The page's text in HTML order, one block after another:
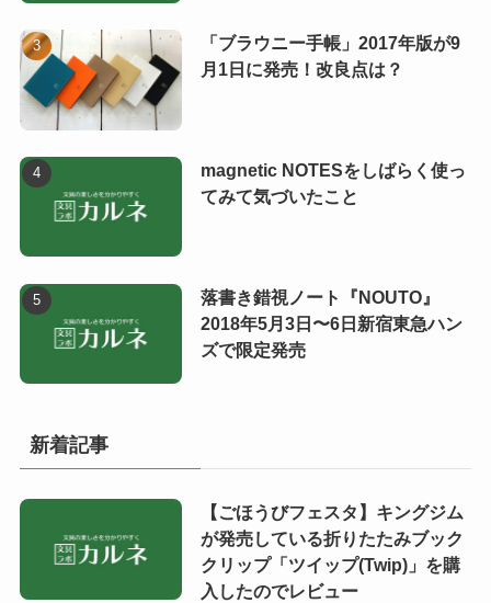
「ブラウニー手帳」2017年版が9
月1日に発売！改良点は？
magnetic NOTESをしばらく使っ
てみて気づいたこと
落書き錯視ノート『NOUTO』
2018年5月3日〜6日新宿東急ハン
ズで限定発売
新着記事
【ごほうびフェスタ】キングジム
が発売している折りたたみブック
クリップ「ツイップ(Twip)」を購
入したのでレビュー